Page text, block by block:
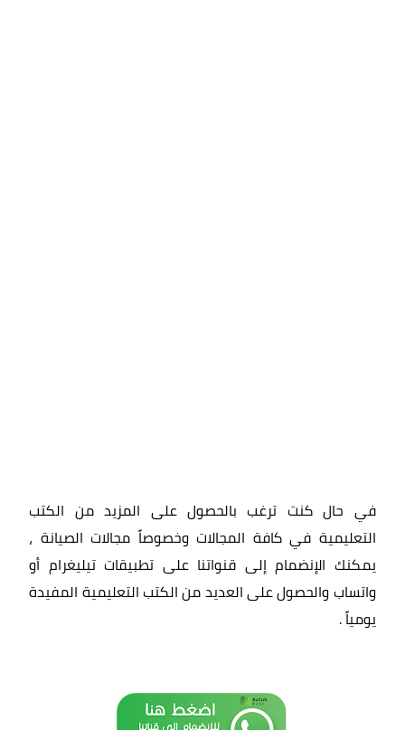
في حال كنت ترغب بالحصول على المزيد من الكتب
التعليمية في كافة المجالات وخصوصاً مجالات الصيانة ،
يمكنك الإنضمام إلى قنواتنا على تطبيقات تيليغرام أو
واتساب والحصول على العديد من الكتب التعليمية المفيدة
يومياً.